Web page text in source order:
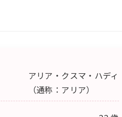
アリア・クスマ・ハディ
（通称：アリア）